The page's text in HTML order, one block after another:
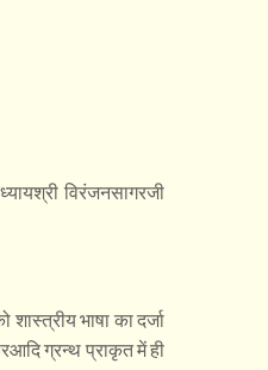
विरंजनसागरजी
भाषा का दर्जा
ग्रन्थ प्राकृत में ही